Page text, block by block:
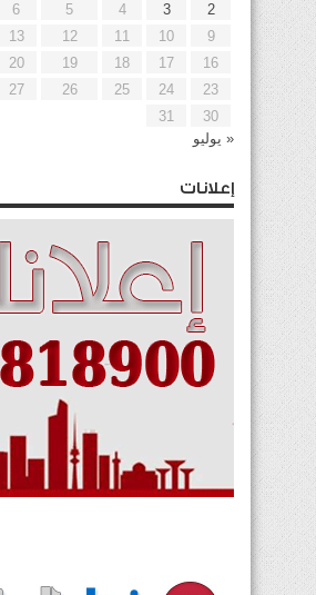
2
3
4
5
6
9
10
11
12
13
16
17
18
19
20
23
24
25
26
27
30
31
« يوليو
إعلانات